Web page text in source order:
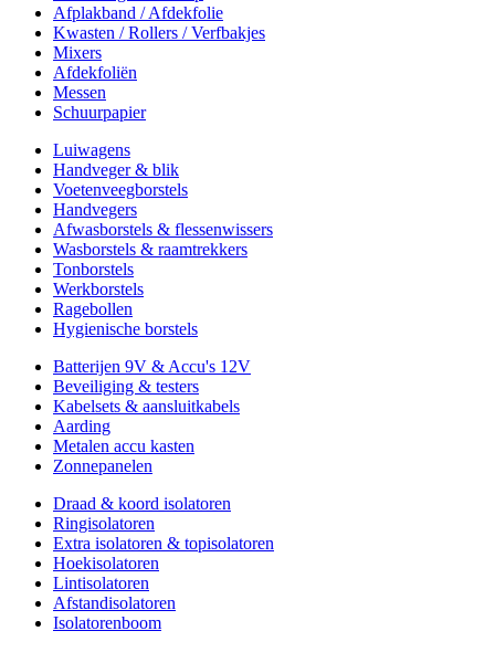
Afplakband / Afdekfolie
Kwasten / Rollers / Verfbakjes
Mixers
Afdekfoliën
Messen
Schuurpapier
Luiwagens
Handveger & blik
Voetenveegborstels
Handvegers
Afwasborstels & flessenwissers
Wasborstels & raamtrekkers
Tonborstels
Werkborstels
Ragebollen
Hygienische borstels
Batterijen 9V & Accu's 12V
Beveiliging & testers
Kabelsets & aansluitkabels
Aarding
Metalen accu kasten
Zonnepanelen
Draad & koord isolatoren
Ringisolatoren
Extra isolatoren & topisolatoren
Hoekisolatoren
Lintisolatoren
Afstandisolatoren
Isolatorenboom